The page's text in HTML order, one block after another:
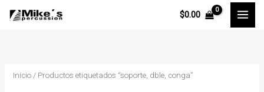
$0.00
Inicio / Productos etiquetados “soporte, dble, conga”